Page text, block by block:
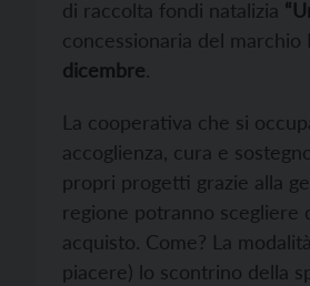
di raccolta fondi natalizia
concessionaria del
dicembre.
La cooperativa che si
accoglienza, cura e
propri progetti grazie alla
regione potranno
acquisto. Come? La
piacere) lo scontrino della